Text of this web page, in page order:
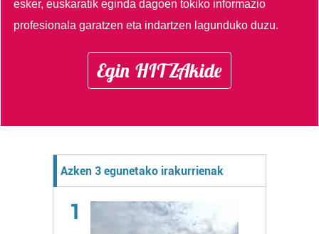
esker, euskaratik eginda dagoen tokiko informazio
profesionala garatzen eta indartzen lagunduko duzu.
Egin HITZAkide
Azken 3 egunetako irakurrienak
1